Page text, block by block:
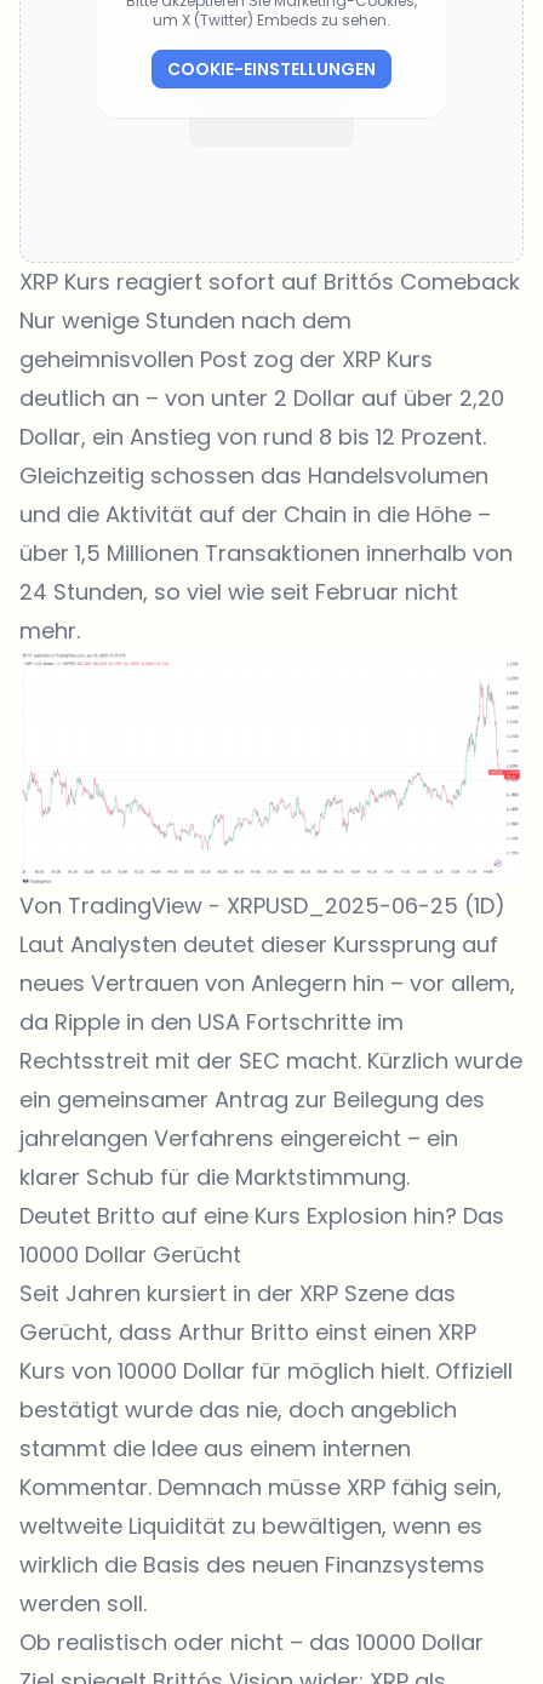
um X (Twitter) Embeds zu sehen.
COOKIE-EINSTELLUNGEN
XRP Kurs reagiert sofort auf Brittós Comeback
Nur wenige Stunden nach dem
geheimnisvollen Post zog der XRP Kurs
deutlich an – von unter 2 Dollar auf über 2,20
Dollar, ein Anstieg von rund 8 bis 12 Prozent.
Gleichzeitig schossen das Handelsvolumen
und die Aktivität auf der Chain in die Höhe –
über 1,5 Millionen Transaktionen innerhalb von
24 Stunden, so viel wie seit Februar nicht
mehr.
Von TradingView - XRPUSD_2025-06-25 (1D)
Laut Analysten deutet dieser Kurssprung auf
neues Vertrauen von Anlegern hin – vor allem,
da Ripple in den USA Fortschritte im
Rechtsstreit mit der SEC macht. Kürzlich wurde
ein gemeinsamer Antrag zur Beilegung des
jahrelangen Verfahrens eingereicht – ein
klarer Schub für die Marktstimmung.
Deutet Britto auf eine Kurs Explosion hin? Das
10000 Dollar Gerücht
Seit Jahren kursiert in der XRP Szene das
Gerücht, dass Arthur Britto einst einen XRP
Kurs von 10000 Dollar für möglich hielt. Offiziell
bestätigt wurde das nie, doch angeblich
stammt die Idee aus einem internen
Kommentar. Demnach müsse XRP fähig sein,
weltweite Liquidität zu bewältigen, wenn es
wirklich die Basis des neuen Finanzsystems
werden soll.
Ob realistisch oder nicht – das 10000 Dollar